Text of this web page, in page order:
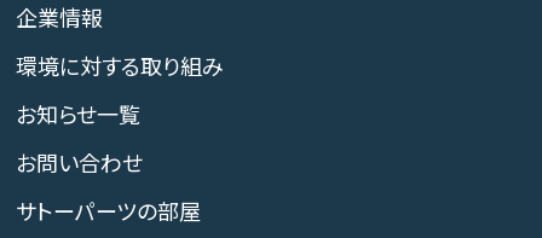
企業情報
環境に対する取り組み
お知らせ一覧
お問い合わせ
サトーパーツの部屋